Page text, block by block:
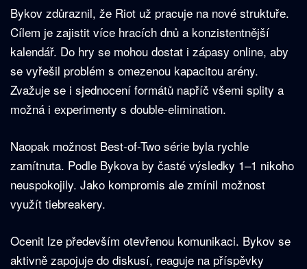
Bykov zdůraznil, že Riot už pracuje na nové struktuře.
Cílem je zajistit více hracích dnů a konzistentnější
kalendář. Do hry se mohou dostat i zápasy online, aby
se vyřešil problém s omezenou kapacitou arény.
Zvažuje se i sjednocení formátů napříč všemi splity a
možná i experimenty s double-elimination.
Naopak možnost Best-of-Two série byla rychle
zamítnuta. Podle Bykova by časté výsledky 1–1 nikoho
neuspokojily. Jako kompromis ale zmínil možnost
využít tiebreakery.
Ocenit lze především otevřenou komunikaci. Bykov se
aktivně zapojuje do diskusí, reaguje na příspěvky